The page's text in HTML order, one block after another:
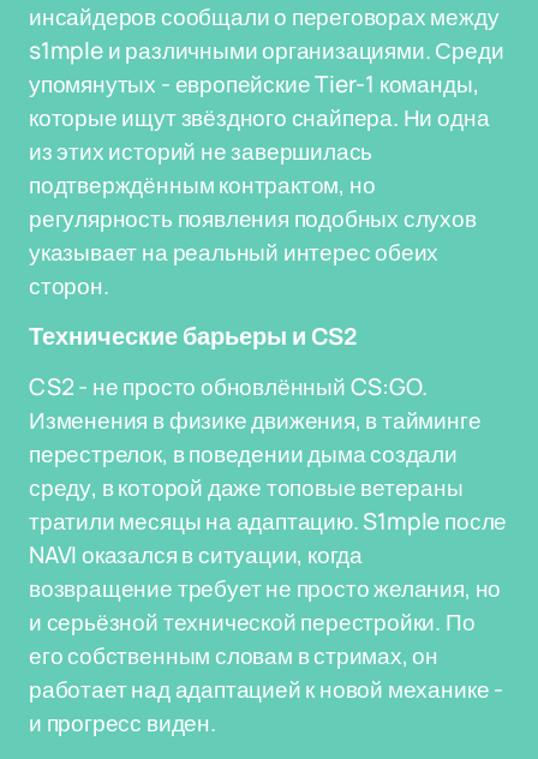
инсайдеров сообщали о переговорах между
s1mple и различными организациями. Среди
упомянутых - европейские Tier-1 команды,
которые ищут звёздного снайпера. Ни одна
из этих историй не завершилась
подтверждённым контрактом, но
регулярность появления подобных слухов
указывает на реальный интерес обеих
сторон.
Технические барьеры и CS2
CS2 - не просто обновлённый CS:GO.
Изменения в физике движения, в тайминге
перестрелок, в поведении дыма создали
среду, в которой даже топовые ветераны
тратили месяцы на адаптацию. S1mple после
NAVI оказался в ситуации, когда
возвращение требует не просто желания, но
и серьёзной технической перестройки. По
его собственным словам в стримах, он
работает над адаптацией к новой механике -
и прогресс виден.